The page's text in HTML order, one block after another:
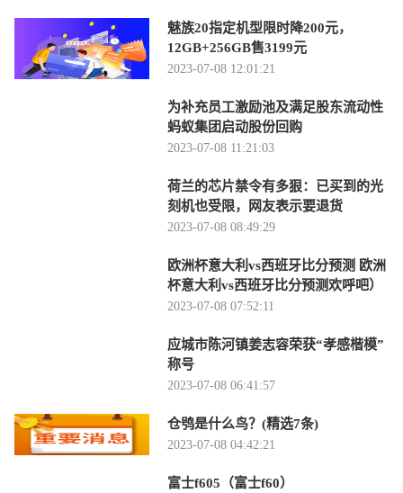
魅族20指定机型限时降200元，
12GB+256GB售3199元
2023-07-08 12:01:21
为补充员工激励池及满足股东流动性
蚂蚁集团启动股份回购
2023-07-08 11:21:03
荷兰的芯片禁令有多狠：已买到的光
刻机也受限，网友表示要退货
2023-07-08 08:49:29
欧洲杯意大利vs西班牙比分预测 欧洲
杯意大利vs西班牙比分预测欢呼吧）
2023-07-08 07:52:11
应城市陈河镇姜志容荣获“孝感楷模”
称号
2023-07-08 06:41:57
仓鸮是什么鸟？(精选7条)
2023-07-08 04:42:21
富士f605（富士f60）